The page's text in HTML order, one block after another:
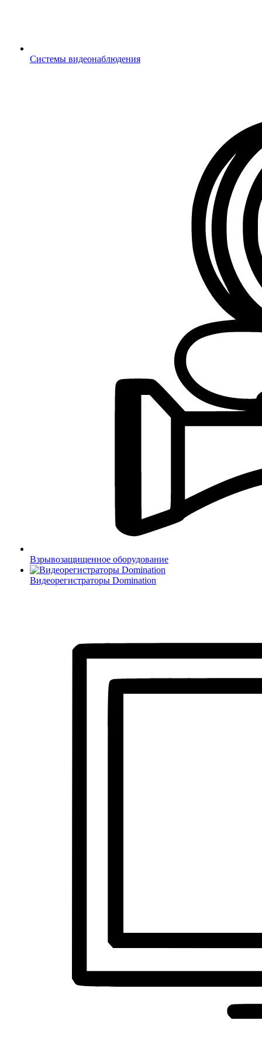
Системы видеонаблюдения
Взрывозащищенное оборудование
Видеорегистраторы Domination